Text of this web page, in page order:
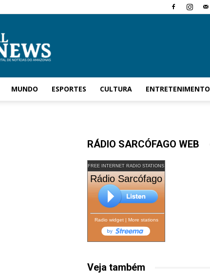
MUNDO ESPORTES CULTURA ENTRETENIMENTO
RÁDIO SARCÓFAGO WEB
FREE INTERNET RADIO STATIONS
Rádio Sarcófago
Radio widget| More stations
Veja também